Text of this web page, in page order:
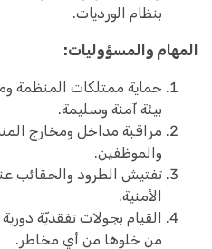
بنظام الورديات.
المهام والمسؤوليات:
حماية ممتلكات المنظمة
بيئة آمنة وسليمة.
مراقبة مداخل ومخارج
والموظفين.
تفتيش الطرود والحقائب
الأمنية.
القيام بجولات تفقديّة
من خلوها من أي مخاطر.